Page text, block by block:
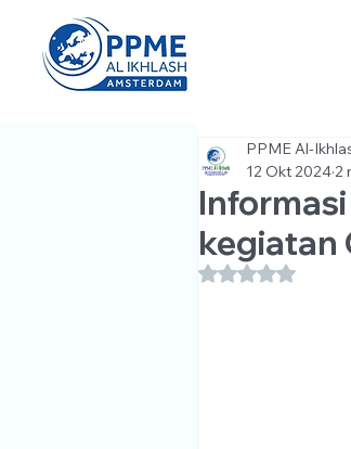
kegiatan
PPME Al-
12 Okt 20242
Dinilai NaN dari